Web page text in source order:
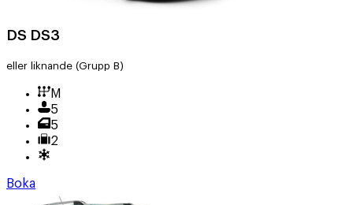
DS DS3
eller liknande (Grupp B)
M
5
5
2
Boka